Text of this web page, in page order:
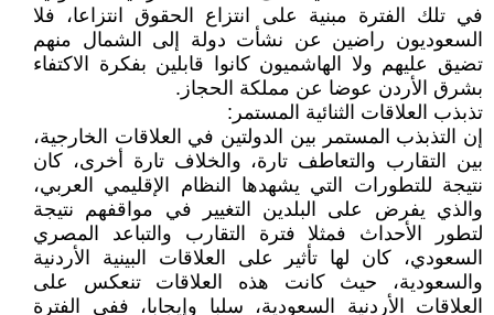
في تلك الفترة مبنية على انتزاع الحقوق انتزاعا، فلا
السعوديون راضين عن نشأت دولة إلى الشمال منهم
تضيق عليهم ولا الهاشميون كانوا قابلين بفكرة الاكتفاء
بشرق الأردن عوضا عن مملكة الحجاز.
تذبذب العلاقات الثنائية المستمر:
إن التذبذب المستمر بين الدولتين في العلاقات الخارجية،
بين التقارب والتعاطف تارة، والخلاف تارة أخرى، كان
نتيجة للتطورات التي يشهدها النظام الإقليمي العربي،
والذي يفرض على البلدين التغيير في مواقفهم نتيجة
لتطور الأحداث فمثلا فترة التقارب والتباعد المصري
السعودي، كان لها تأثير على العلاقات البينية الأردنية
والسعودية، حيث كانت هذه العلاقات تنعكس على
العلاقات الأردنية السعودية، سلبا وإيجابا، ففي الفترة